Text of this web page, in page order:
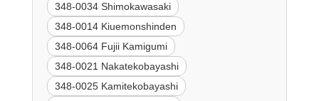
348-0034 Shimokawasaki
348-0014 Kiuemonshinden
348-0064 Fujii Kamigumi
348-0021 Nakatekobayashi
348-0025 Kamitekobayashi